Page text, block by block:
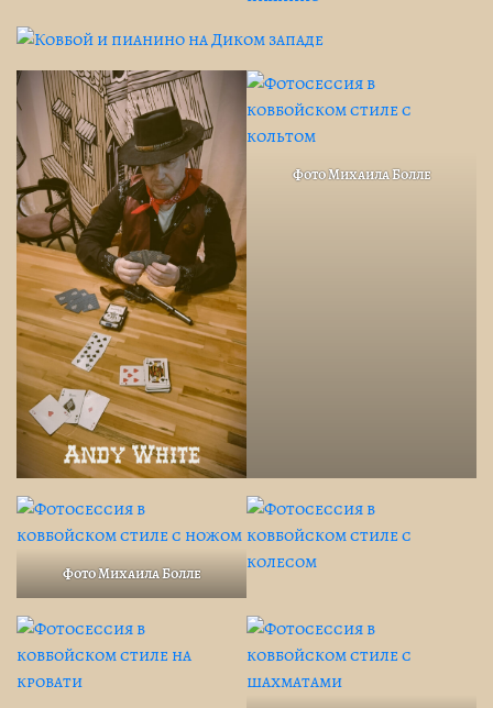
Фото Михаила Болле
Фото Михаила Болле